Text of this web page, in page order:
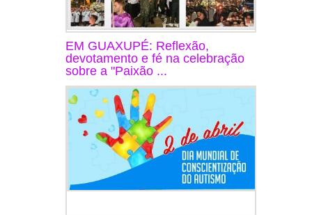
EM GUAXUPÉ: Reflexão,
devotamento e fé na celebração
sobre a "Paixão ...